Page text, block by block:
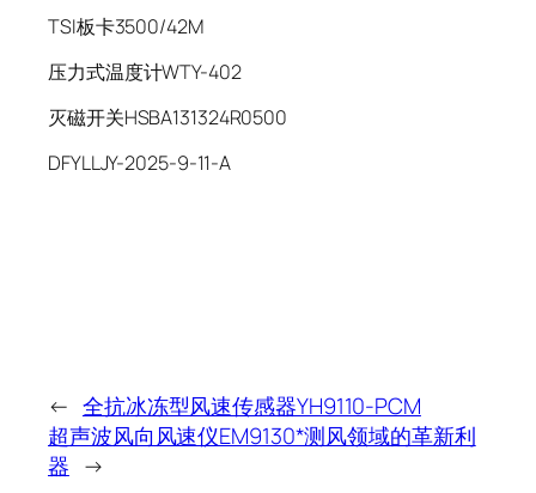
TSI板卡3500/42M
压力式温度计WTY-402
灭磁开关HSBA131324R0500
DFYLLJY-2025-9-11-A
← 全抗冰冻型风速传感器YH9110-PCM
超声波风向风速仪EM9130*测风领域的革新利
器 →